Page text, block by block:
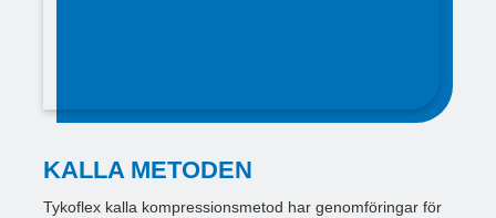
KALLA METODEN
Tykoflex kalla kompressionsmetod har genomföringar för